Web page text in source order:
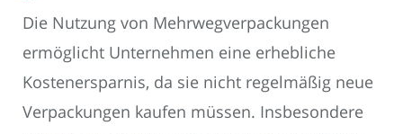
Die Nutzung von Mehrwegverpackungen
ermöglicht Unternehmen eine erhebliche
Kostenersparnis, da sie nicht regelmäßig neue
Verpackungen kaufen müssen. Insbesondere